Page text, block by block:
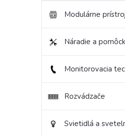
Modulárne
Náradie a
Monitorovacia
Rozvádzače
Svietidlá a